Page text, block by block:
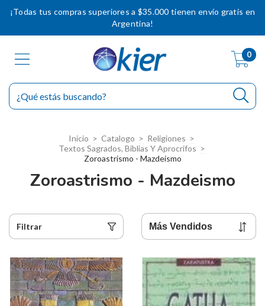
¡Todas tus compras superiores a $35.000 tienen envío gratis en
Argentina!
0
Inicio > Catalogo > Religiones >
Textos Sagrados, Biblias Y Aprocrifos >
Zoroastrismo - Mazdeismo
Zoroastrismo - Mazdeismo
Filtrar